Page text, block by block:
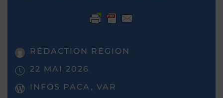
RÉDACTION RÉGION
22 MAI 2026
INFOS PACA, VAR